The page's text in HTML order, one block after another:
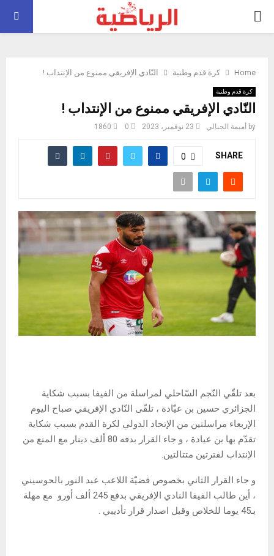
PRIMARY
Home كرة قدم وطنية النّادي الإفريقي ممنوع من الإنتداب !
كرة قدم وطنية
النّادي الإفريقي ممنوع من الإنتداب !
by أميمة الجبالي 23 نوفمبر، 2023 0
1860
SHARE
0
بعد تلقّي النّجم السّاحلي لمراسلة من الفيفا بسبب شكاية
الجزائري حسين بن عيّادة ، تلقّى النّادي الإفريقي صباح اليوم
الإربعاء مراسلتين من الإتحاد الدولي لكرة القدم بسبب شكاية
تقدّم بها بن عيادة ، و جاء القرار بدفه 80 ألف دينار مع المنع من
الإنتداب لفترتين متتالتين.
و جاء القرار الثاني بخصوص قضيّة اللاعب عبد النور بالحوسيني
، أين طالب الفيفا النادي الإفريقي بدفع 245 ألف أورو مع مهلة
بـ45 يوما للخلاص وقبل اصدار قرار تأديبي .